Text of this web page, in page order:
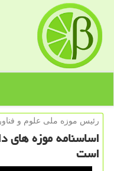
رئیس موزه ملی علوم و
اساسنامه موزه های
است